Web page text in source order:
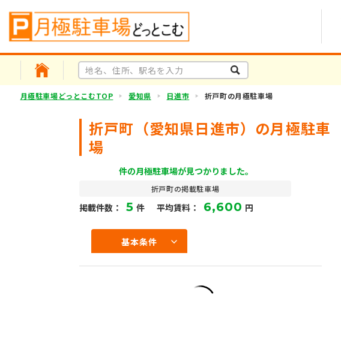
月極駐車場どっとこむTOP 愛知県 日進市 折戸町の月極駐車場
折戸町（愛知県日進市）の月極駐車
場
件の月極駐車場が見つかりました。
折戸町の掲載駐車場
掲載件数： 5 件 平均賃料： 6,600 円
基本条件